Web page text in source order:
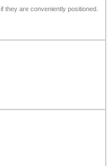
they are conveniently positioned.